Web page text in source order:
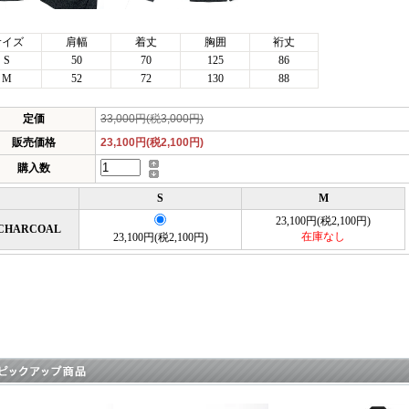
ズ 肩幅 着丈 胸囲
裄丈
S
50 70 125
86
M
52 72 130 88
定価
33,000円(税3,000円)
販売価格
23,100円(税2,100円)
購入数
S M
23,100円(税2,100円)
23,100円(税2,100円)
在庫なし